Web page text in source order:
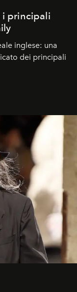
i principali
inglese: una
dei principali